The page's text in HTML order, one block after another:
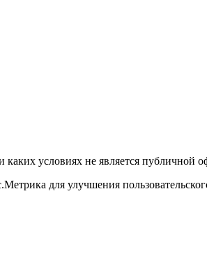
условиях не является публичной
для улучшения